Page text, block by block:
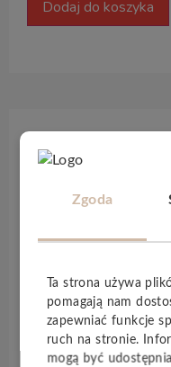
Dodaj do koszyka
PaneleXpert Pro
podłogowe, które
Panele posiadają
zapobiega
łatwe utrzymanie
wodoodporne,
stosowane w
Zgoda
Ta strona używa
pomagają nam
zapewniać funkcje
ruch na stronie.
mogą być